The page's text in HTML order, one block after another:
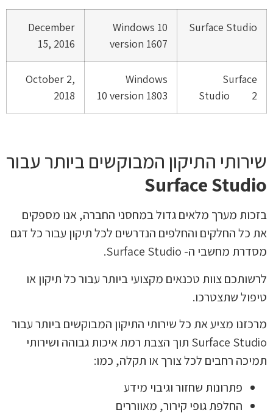
Surface Studio
Windows 10
version 1607
December
15, 2016
Surface
Studio 2
Windows
10 version 1803
October 2,
2018
שירותי התיקון המבוקשים ביותר עבור
Surface Studio
בזכות מערך מלאים גדול במחסני החברה, אנו מספקים
את כל החלקים והחלפים הנדרשים לכל תיקון עבור כל דגם
מסדרת מחשבי ה- Surface Studio.
לרשותכם צוות טכנאים מקצועי ביותר עבור כל תיקון או
טיפול שתצטרכו.
מרכזנו מציע את כל שירותי התיקון המבוקשים ביותר עבור
Surface Studio תוך הצבת רמת איכות גבוהה ושירותי
תמיכה רחבים לכל צורך או תקלה, כמו:
פתרונות שחזור וגיבוי מידע
החלפת גופי קירור, מאווררים